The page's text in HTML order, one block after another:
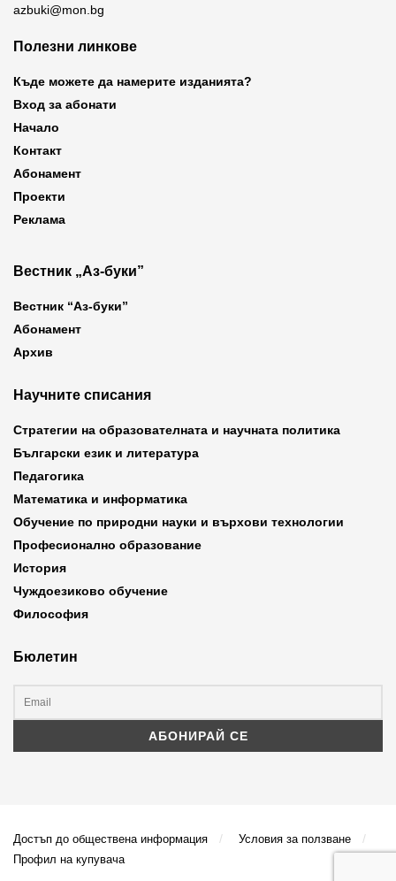
azbuki@mon.bg
Полезни линкове
Къде можете да намерите изданията?
Вход за абонати
Начало
Контакт
Абонамент
Проекти
Реклама
Вестник „Аз-буки”
Вестник “Аз-буки”
Абонамент
Архив
Научните списания
Стратегии на образователната и научната политика
Български език и литература
Педагогика
Математика и информатика
Обучение по природни науки и върхови технологии
Професионално образование
История
Чуждоезиково обучение
Философия
Бюлетин
Достъп до обществена информация
Условия за ползване
Профил на купувача